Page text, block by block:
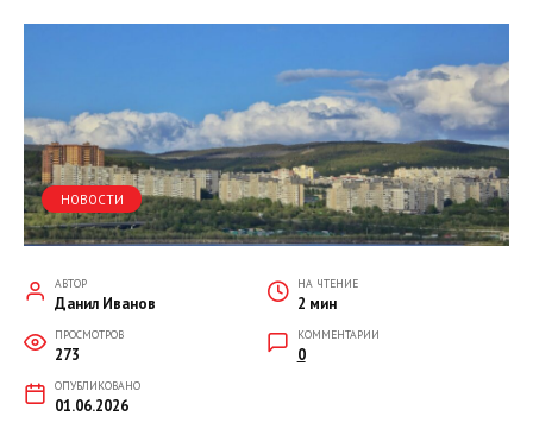
НОВОСТИ
АВТОР
Данил Иванов
НА ЧТЕНИЕ
2 мин
ПРОСМОТРОВ
273
КОММЕНТАРИИ
0
ОПУБЛИКОВАНО
01.06.2026